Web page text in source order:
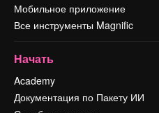
Мобильное приложение
Все инструменты Magnific
Начать
Academy
Документация по Пакету ИИ